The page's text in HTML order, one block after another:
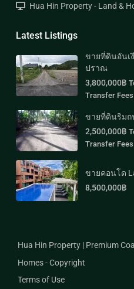
Hua Hin Property - Land &
Latest Listings
ขายที่ดินอันเ
ปราณ
3,800,000฿
Transfer Fees
ขายที่ดินริมถ
2,500,000฿
Transfer Fees
ขายคอนโด
8,500,000฿
Hua Hin Property | Premium
Homes - Copyright
Terms of Use